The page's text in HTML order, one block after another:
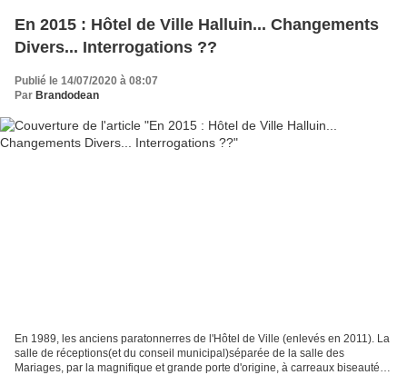
En 2015 : Hôtel de Ville Halluin... Changements
Divers... Interrogations ??
Publié le 14/07/2020 à 08:07
Par Brandodean
En 1989, les anciens paratonnerres de l'Hôtel de Ville (enlevés en 2011). La
salle de réceptions(et du conseil municipal)séparée de la salle des
Mariages, par la magnifique et grande porte d'origine, à carreaux biseautés,